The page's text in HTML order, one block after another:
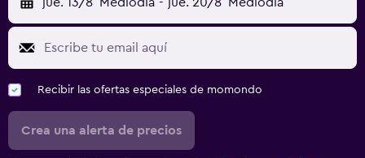
jue. 13/8 Mediodía - jue. 20/8 Mediodía
Recibir las ofertas especiales de momondo
Crea una alerta de precios